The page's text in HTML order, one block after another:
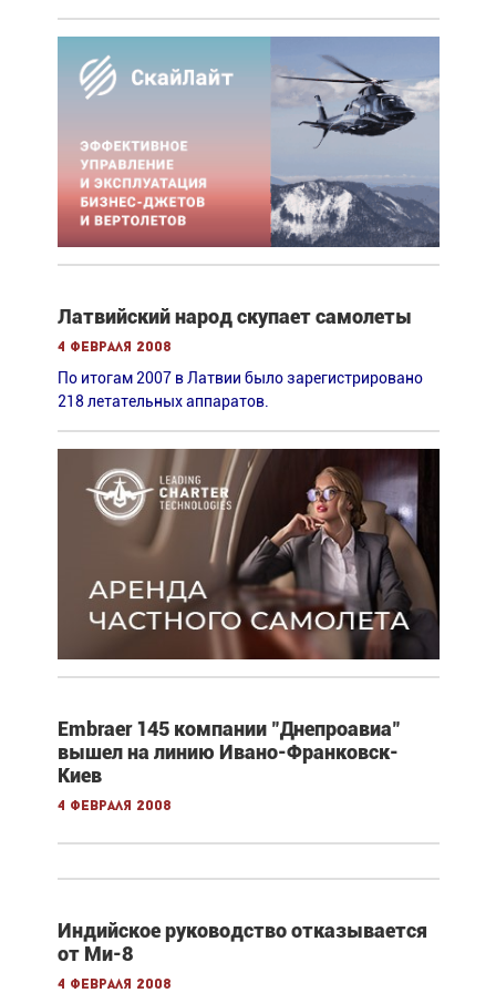
Латвийский народ скупает самолеты
4 февраля 2008
По итогам 2007 в Латвии было зарегистрировано
218 летательных аппаратов.
Embraer 145 компании "Днепроавиа"
вышел на линию Ивано-Франковск-
Киев
4 февраля 2008
Индийское руководство отказывается
от Ми-8
4 февраля 2008